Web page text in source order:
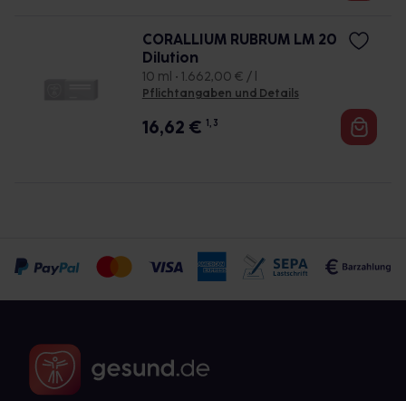
CORALLIUM RUBRUM LM 20
Dilution
10 ml • 1.662,00 € / l
Pflichtangaben und Details
16,62 € 1, 3